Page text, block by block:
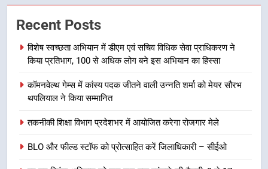
कावड़ मेले को सकुशल रूप से संपन्न कराने
उत्तराखण्ड
मुख्यमंत्री ने तीलू रौतेली एवं आंगनबाड़ी
कार्यकत्री पुरस्कार से मातृशक्ति को किया
सम्मानित
उत्तराखण्ड
8
खेल महाकुंभ 2026ः 01 सितंबर से सजेगा
Recent Posts
विशेष स्वच्छता अभियान में डीएम एवं सचिव विधिक सेवा प्राधिकरण ने
किया प्रतिभाग, 100 से अधिक लोग बने इस अभियान का हिस्सा
कॉमनवेल्थ गेम्स में कांस्य पदक जीतने वाली उन्नति शर्मा को मेयर सौरभ
थपलियाल ने किया सम्मानित
तकनीकी शिक्षा विभाग प्रदेशभर में आयोजित करेगा रोजगार मेले
BLO और फील्ड स्टॉफ को प्रोत्साहित करें जिलाधिकारी – सीईओ